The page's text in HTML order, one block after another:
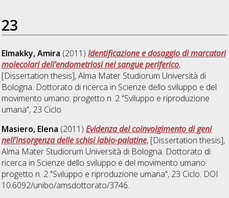
23
Elmakky, Amira (2011)Identificazione e dosaggio di marcatori
molecolari dell'endometriosi nel sangue periferico,
[Dissertation thesis], Alma Mater Studiorum Università di
Bologna. Dottorato di ricerca in Scienze dello sviluppo e del
movimento umano: progetto n. 2 "Sviluppo e riproduzione
umana", 23 Ciclo.
Masiero, Elena (2011)Evidenza del coinvolgimento di geni
nell'insorgenza delle schisi labio-palatine, [Dissertation thesis],
Alma Mater Studiorum Università di Bologna. Dottorato di
ricerca in Scienze dello sviluppo e del movimento umano:
progetto n. 2 "Sviluppo e riproduzione umana", 23 Ciclo. DOI
10.6092/unibo/amsdottorato/3746.